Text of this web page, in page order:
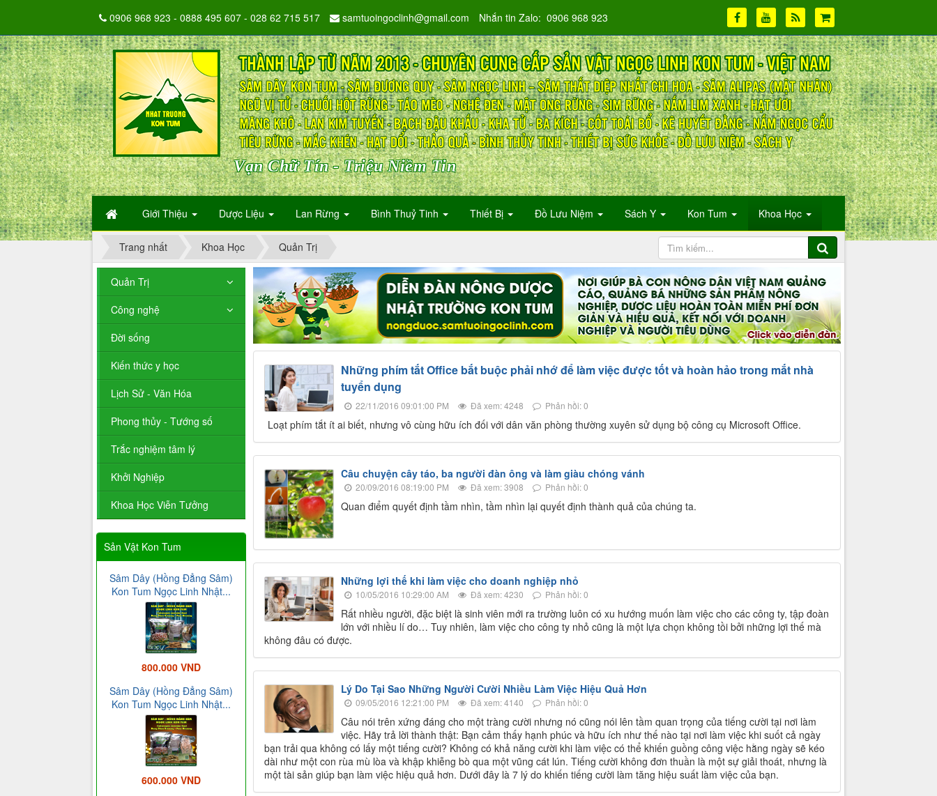
Vạn Chữ Tín - Triệu Niềm Tin
Giới Thiệu Dược Liệu Lan Rừng Bình Thuỷ Tinh Thiết Bị Đồ Lưu Niệm Sách Y Kon Tum Khoa Học
0906 968 923 - 0888 495 607 - 028 62 715 517 samtuoingoclinh@gmail.com Nhắn tin Zalo: 0906 968 923
Trang nhất Khoa Học Quản Trị
Những phím tắt Office bắt buộc phải nhớ để làm việc được tốt và hoàn hảo trong mắt nhà
tuyển dụng
22/11/2016 09:01:00 PM Đã xem: 4248 Phản hồi: 0
Loạt phím tắt ít ai biết, nhưng vô cùng hữu ích đối với dân văn phòng thường xuyên sử dụng bộ công cụ Microsoft Office.
Câu chuyện cây táo, ba người đàn ông và làm giàu chóng vánh
20/09/2016 08:19:00 PM Đã xem: 3908 Phản hồi: 0
Quan điểm quyết định tầm nhìn, tầm nhìn lại quyết định thành quả của chúng ta.
Những lợi thế khi làm việc cho doanh nghiệp nhỏ
10/05/2016 10:29:00 AM Đã xem: 4230 Phản hồi: 0
Rất nhiều người, đặc biệt là sinh viên mới ra trường luôn có xu hướng muốn làm việc cho các công ty, tập đoàn
lớn với nhiều lí do… Tuy nhiên, làm việc cho công ty nhỏ cũng là một lựa chọn không tồi bởi những lợi thế mà
không đâu có được.
Lý Do Tại Sao Những Người Cười Nhiều Làm Việc Hiệu Quả Hơn
09/05/2016 12:21:00 PM Đã xem: 4140 Phản hồi: 0
Câu nói trên xứng đáng cho một tràng cười nhưng nó cũng nói lên tầm quan trọng của tiếng cười tại nơi làm
việc. Hãy trả lời thành thật: Bạn cảm thấy hạnh phúc và hữu ích như thế nào tại nơi làm việc khi suốt cả ngày
bạn trải qua không có lấy một tiếng cười? Không có khả năng cười khi làm việc có thể khiến guồng công việc hằng ngày sẽ kéo
dài như một con rùa mù lòa và khập khiễng bò qua một vũng cát lún. Tiếng cười không đơn thuần là một sự giải thoát, nhưng là
một tài sản giúp bạn làm việc hiệu quả hơn. Dưới đây là 7 lý do khiến tiếng cười làm tăng hiệu suất làm việc của bạn.
Quản Trị
Công nghệ
Đời sống
Kiến thức y học
Lịch Sử - Văn Hóa
Phong thủy - Tướng số
Trắc nghiệm tâm lý
Khởi Nghiệp
Khoa Học Viễn Tưởng
Sản Vật Kon Tum
Sâm Dây (Hồng Đẳng Sâm)
Kon Tum Ngọc Linh Nhật...
800.000 VND
Sâm Dây (Hồng Đẳng Sâm)
Kon Tum Ngọc Linh Nhật...
600.000 VND